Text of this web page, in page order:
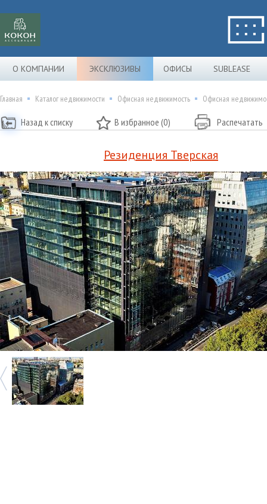
О КОМПАНИИ ЭКСКЛЮЗИВЫ ОФИСЫ SUBLEASE
Главная Каталог недвижимости Офисная недвижимость Офисная
Назад к списку В избранное (0) Распечатать
Резиденция Тверская